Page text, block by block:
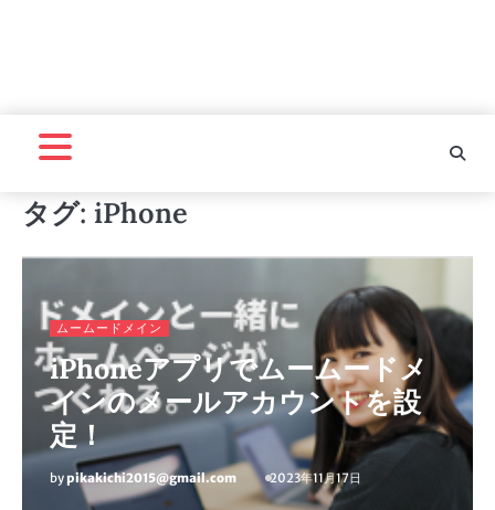
タグ: iPhone
ムームードメイン
iPhoneアプリでムームードメ
インのメールアカウントを設
定！
by pikakichi2015@gmail.com 2023年11月17日